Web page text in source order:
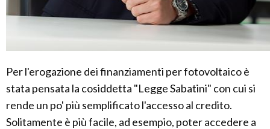
Per l'erogazione dei finanziamenti per fotovoltaico è
stata pensata la cosiddetta "Legge Sabatini" con cui si
rende un po' più semplificato l'accesso al credito.
Solitamente è più facile, ad esempio, poter accedere a